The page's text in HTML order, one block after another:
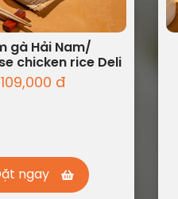
gà Hải Nam/
chicken rice Deli
109,000 đ
ngay